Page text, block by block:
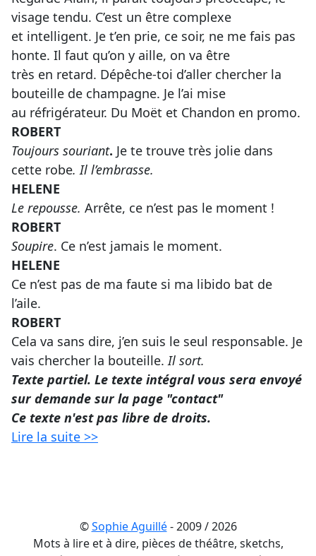
visage tendu. C’est un être complexe
et intelligent. Je t’en prie, ce soir, ne me fais pas
honte. Il faut qu’on y aille, on va être
très en retard. Dépêche-toi d’aller chercher la
bouteille de champagne. Je l’ai mise
au réfrigérateur. Du Moët et Chandon en promo.
ROBERT
Toujours souriant. Je te trouve très jolie dans
cette robe. Il l’embrasse.
HELENE
Le repousse. Arrête, ce n’est pas le moment !
ROBERT
Soupire. Ce n’est jamais le moment.
HELENE
Ce n’est pas de ma faute si ma libido bat de
l’aile.
ROBERT
Cela va sans dire, j’en suis le seul responsable. Je
vais chercher la bouteille. Il sort.
Texte partiel. Le texte intégral vous sera envoyé
sur demande sur la page "contact"
Ce texte n'est pas libre de droits.
Lire la suite >>
©Sophie Aguillé- 2009 / 2026
Mots à lire et à dire, pièces de théâtre, sketchs,